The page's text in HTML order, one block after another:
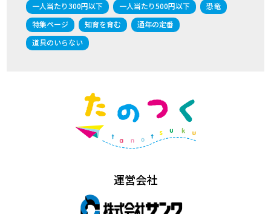
一人当たり300円以下
一人当たり500円以下
恐竜
特集ページ
知育を育む
通年の定番
道具のいらない
運営会社